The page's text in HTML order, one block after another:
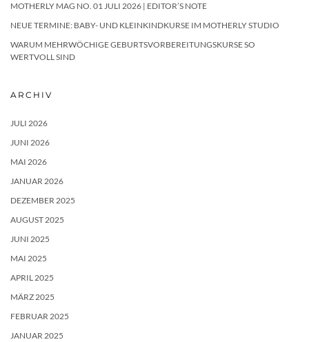
MOTHERLY MAG NO. 01 JULI 2026 | EDITOR’S NOTE
NEUE TERMINE: BABY- UND KLEINKINDKURSE IM MOTHERLY STUDIO
WARUM MEHRWÖCHIGE GEBURTSVORBEREITUNGSKURSE SO
WERTVOLL SIND
ARCHIV
JULI 2026
JUNI 2026
MAI 2026
JANUAR 2026
DEZEMBER 2025
AUGUST 2025
JUNI 2025
MAI 2025
APRIL 2025
MÄRZ 2025
FEBRUAR 2025
JANUAR 2025